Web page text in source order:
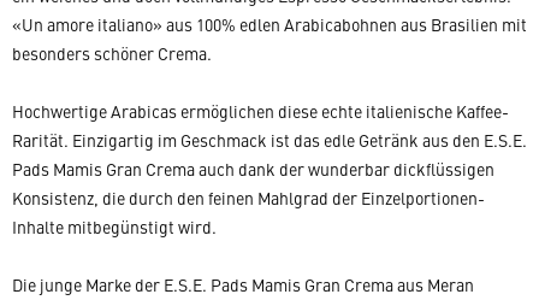
«Un amore italiano» aus 100% edlen Arabicabohnen aus Brasilien mit
besonders schöner Crema.
Hochwertige Arabicas ermöglichen diese echte italienische Kaffee-
Rarität. Einzigartig im Geschmack ist das edle Getränk aus den E.S.E.
Pads Mamis Gran Crema auch dank der wunderbar dickflüssigen
Konsistenz, die durch den feinen Mahlgrad der Einzelportionen-
Inhalte mitbegünstigt wird.
Die junge Marke der E.S.E. Pads Mamis Gran Crema aus Meran